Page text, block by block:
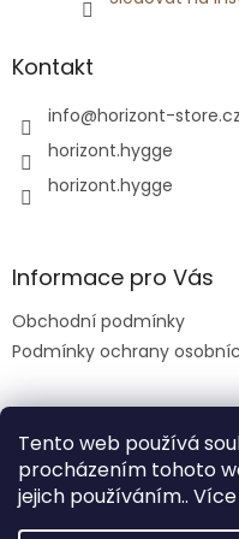
Tento web používá
procházením tohoto
jejich používáním..
Kontakt
info@horizont-store.cz
horizont.hygge
horizont.hygge
Informace pro Vás
Obchodní podmínky
Podmínky ochrany